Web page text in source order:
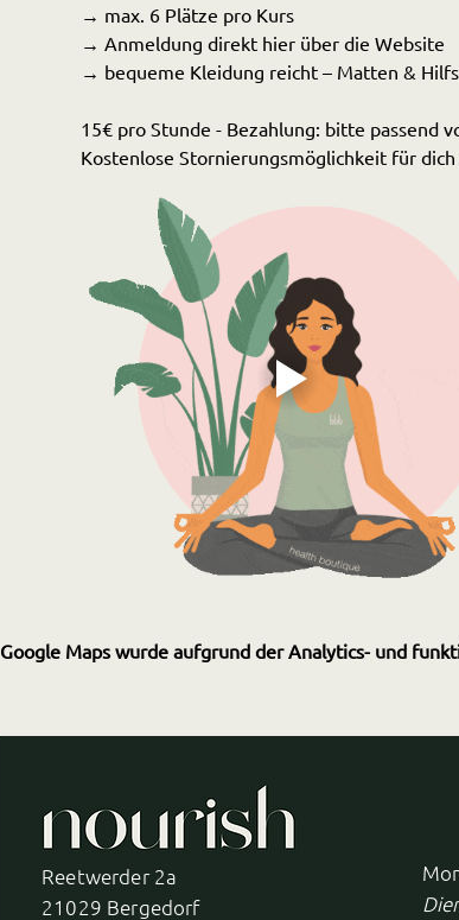
→ max. 6 Plätze pro Kurs
→ Anmeldung direkt hier über die Website
→ bequeme Kleidung reicht – Matten &
15€ pro Stunde - Bezahlung: bitte passend
Kostenlose Stornierungsmöglichkeit für dich
Google Maps wurde aufgrund der Analytics- und
Reetwerder 2a
21029 Bergedorf